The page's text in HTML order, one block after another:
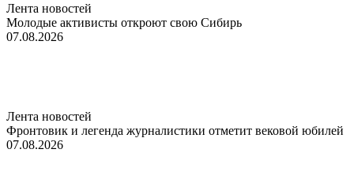
Лента новостей
Молодые активисты откроют свою Сибирь
07.08.2026
Лента новостей
Фронтовик и легенда журналистики отметит вековой юбилей
07.08.2026